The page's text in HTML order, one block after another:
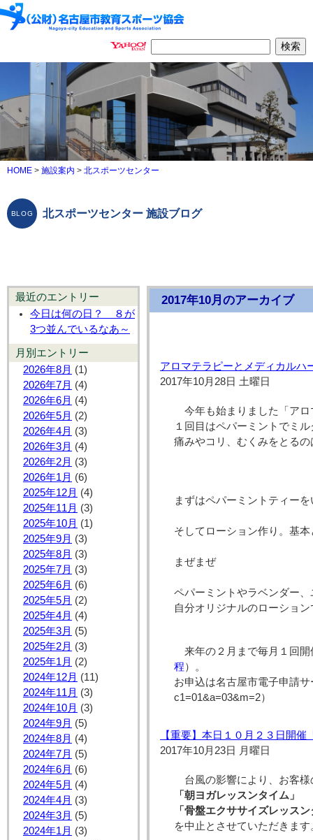
HOME > 施設案内 > 北スポーツセンター
北スポーツセンター 施設ブログ
最近のエントリー
今日は何の日？ ８が
3つ並んでいるなあ～
月別エントリー
2026年8月 (1)
2026年7月 (4)
2026年6月 (4)
2026年5月 (2)
2026年4月 (3)
2026年3月 (4)
2026年2月 (3)
2026年1月 (6)
2025年12月 (4)
2025年11月 (3)
2025年10月 (1)
2025年9月 (3)
2025年8月 (3)
2025年7月 (3)
2025年6月 (6)
2025年5月 (2)
2025年4月 (4)
2025年3月 (5)
2025年2月 (3)
2025年1月 (2)
2024年12月 (11)
2024年11月 (3)
2024年10月 (3)
2024年9月 (5)
2024年8月 (4)
2024年7月 (5)
2024年6月 (6)
2024年5月 (4)
2024年4月 (3)
2024年3月 (5)
2024年1月 (3)
2017年10月のアーカイブ
アロマテラピーとメディカルハ
2017年10月28日 土曜日
今年も始まりました「ア
１回目はペパーミントでミ
痛みやコリ、むくみをとる
まずはペパーミントティー
そしてローション作り。基
まぜまぜ
ペパーミントやラベンダー
自分オリジナルのローショ
来年の２月まで毎月１回
程）。
お申込は名古屋市電子申請
c1=01&a=03&m=2）
【重要】本日１０月２３日開
2017年10月23日 月曜日
台風の影響により、お客
「朝ヨガレッスンタイム」
「骨盤エクササイズレッス
を中止とさせていただきま